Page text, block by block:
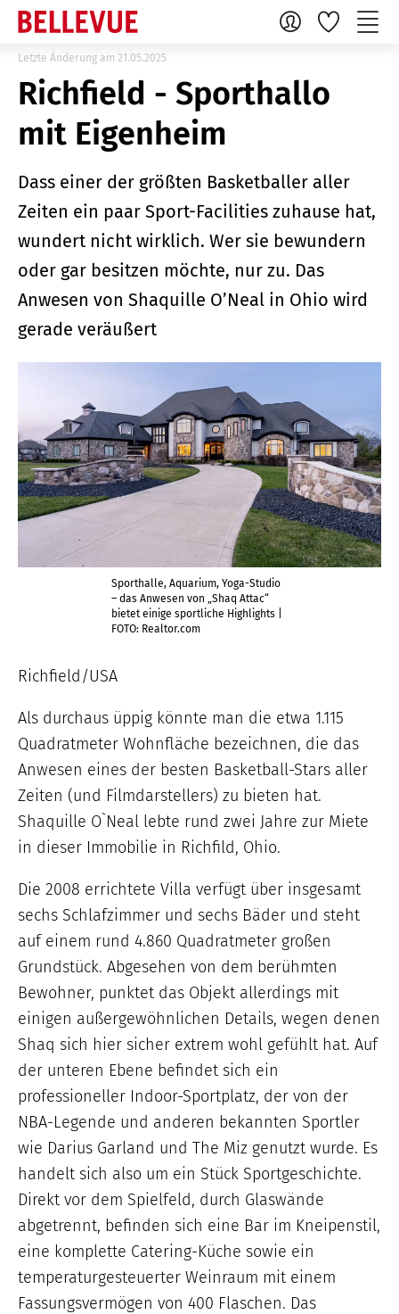
Letzte Änderung am 21.05.2025
Richfield - Sporthallo
mit Eigenheim
Dass einer der größten Basketballer aller
Zeiten ein paar Sport-Facilities zuhause hat,
wundert nicht wirklich. Wer sie bewundern
oder gar besitzen möchte, nur zu. Das
Anwesen von Shaquille O’Neal in Ohio wird
gerade veräußert
Sporthalle, Aquarium, Yoga-Studio
– das Anwesen von „Shaq Attac“
bietet einige sportliche Highlights |
FOTO: Realtor.com
Richfield/USA
Als durchaus üppig könnte man die etwa 1.115
Quadratmeter Wohnfläche bezeichnen, die das
Anwesen eines der besten Basketball-Stars aller
Zeiten (und Filmdarstellers) zu bieten hat.
Shaquille O`Neal lebte rund zwei Jahre zur Miete
in dieser Immobilie in Richfild, Ohio.
Die 2008 errichtete Villa verfügt über insgesamt
sechs Schlafzimmer und sechs Bäder und steht
auf einem rund 4.860 Quadratmeter großen
Grundstück. Abgesehen von dem berühmten
Bewohner, punktet das Objekt allerdings mit
einigen außergewöhnlichen Details, wegen denen
Shaq sich hier sicher extrem wohl gefühlt hat. Auf
der unteren Ebene befindet sich ein
professioneller Indoor-Sportplatz, der von der
NBA-Legende und anderen bekannten Sportler
wie Darius Garland und The Miz genutzt wurde. Es
handelt sich also um ein Stück Sportgeschichte.
Direkt vor dem Spielfeld, durch Glaswände
abgetrennt, befinden sich eine Bar im Kneipenstil,
eine komplette Catering-Küche sowie ein
temperaturgesteuerter Weinraum mit einem
Fassungsvermögen von 400 Flaschen. Das